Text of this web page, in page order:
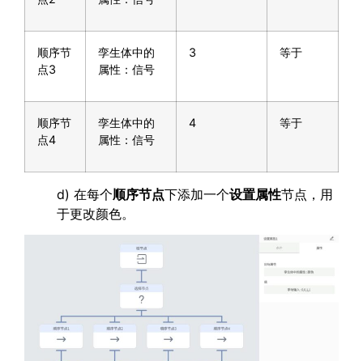
顺序节
点3
孪生体中的
属性：信号
3 等于
顺序节
点4
孪生体中的
属性：信号
4 等于
d) 在每个顺序节点下添加一个设置属性节点，用
于更改颜色。